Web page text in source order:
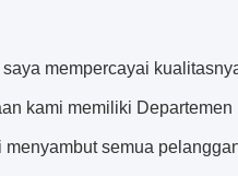
saya mempercayai
kami memiliki
menyambut semua